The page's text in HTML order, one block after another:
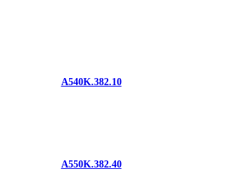
A540K.382.10
A550K.382.40